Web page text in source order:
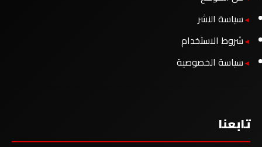
سياسة النشر
شروط الاستخدام
سياسة الخصوصية
تابعنا